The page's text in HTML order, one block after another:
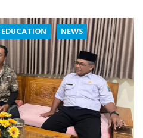
EDUCATION NEWS